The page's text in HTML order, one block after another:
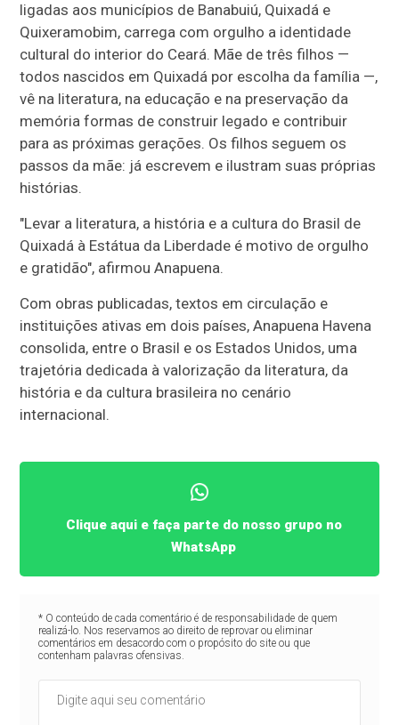
ligadas aos municípios de Banabuiú, Quixadá e
Quixeramobim, carrega com orgulho a identidade
cultural do interior do Ceará. Mãe de três filhos —
todos nascidos em Quixadá por escolha da família —,
vê na literatura, na educação e na preservação da
memória formas de construir legado e contribuir
para as próximas gerações. Os filhos seguem os
passos da mãe: já escrevem e ilustram suas próprias
histórias.
"Levar a literatura, a história e a cultura do Brasil de
Quixadá à Estátua da Liberdade é motivo de orgulho
e gratidão", afirmou Anapuena.
Com obras publicadas, textos em circulação e
instituições ativas em dois países, Anapuena Havena
consolida, entre o Brasil e os Estados Unidos, uma
trajetória dedicada à valorização da literatura, da
história e da cultura brasileira no cenário
internacional.
Clique aqui e faça parte do nosso grupo no
WhatsApp
* O conteúdo de cada comentário é de responsabilidade de quem
realizá-lo. Nos reservamos ao direito de reprovar ou eliminar
comentários em desacordo com o propósito do site ou que
contenham palavras ofensivas.